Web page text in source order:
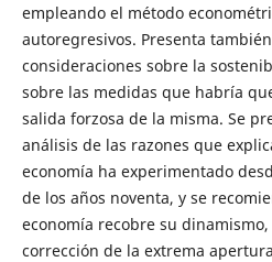
empleando el método
autoregresivos. Presenta
consideraciones sobre la
sobre las medidas que habría
salida forzosa de la misma. Se
análisis de las razones que
economía ha experimentado
de los años noventa, y se
economía recobre su
corrección de la extrema